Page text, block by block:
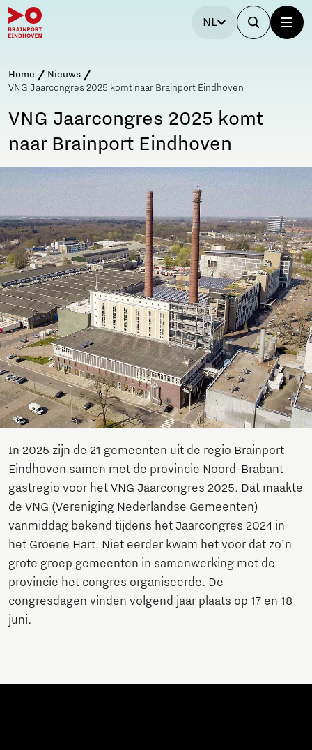
NL
Home
Nieuws
VNG Jaarcongres 2025 komt naar Brainport Eindhoven
VNG Jaarcongres 2025 komt
naar Brainport Eindhoven
In 2025 zijn de 21 gemeenten uit de regio Brainport
Eindhoven samen met de provincie Noord-Brabant
gastregio voor het VNG Jaarcongres 2025. Dat maakte
de VNG (Vereniging Nederlandse Gemeenten)
vanmiddag bekend tijdens het Jaarcongres 2024 in
het Groene Hart. Niet eerder kwam het voor dat zo’n
grote groep gemeenten in samenwerking met de
provincie het congres organiseerde. De
congresdagen vinden volgend jaar plaats op 17 en 18
juni.